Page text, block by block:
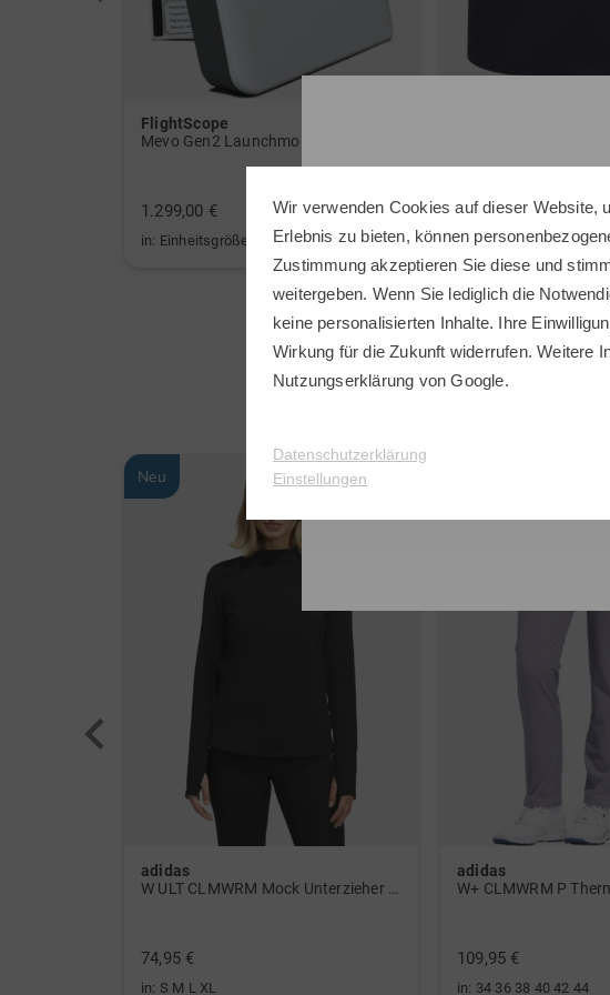
FlightScope
Mevo Gen2 Launchmonitor weiß
1.299,00 €
in: Einheitsgröße
Stretch Rock lang
64,95 €
in: 36 38 42 46 48
Neu
adidas
74,95 €
in: S M L XL
adidas
W+ CLMWRM P
109,95 €
in: 34 36 38 40 42 44
Sie
Wir verwenden Cookies auf dieser Website,
Erlebnis zu bieten, können
Zustimmung akzeptieren Sie diese und
weitergeben. Wenn Sie lediglich die
keine personalisierten Inhalte. Ihre
Wirkung für die Zukunft widerrufen. Weitere
Nutzungserklärung von Google.
Datenschutzerklärung
Einstellungen